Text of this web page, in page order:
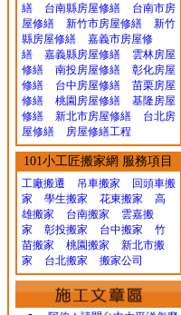
繕
台南縣房屋修繕
台南市房
屋修繕
新竹市房屋修繕
新竹
縣房屋修繕
嘉義市房屋修
繕
嘉義縣房屋修繕
雲林房屋
修繕
南投房屋修繕
彰化房屋
修繕
台中房屋修繕
苗栗房屋
修繕
桃園房屋修繕
基隆房屋
修繕
新北市房屋修繕
台北房
屋修繕
房屋修繕工程
101小工匠搬家網 服務項目
工廠搬遷 吊車搬家
回頭車搬
家
學生搬家 花東搬家
高
雄搬家
台南搬家
雲嘉搬
家
彰投搬家 台中搬家
竹
苗搬家
桃園搬家
新北市搬
家
台北搬家 搬家公司